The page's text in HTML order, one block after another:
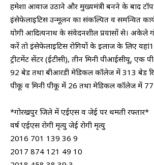
हमेशा आवाज उठाने और मुख्यमंत्री बनने के बाद
इंसेफेलाइटिस उन्मूलन का संकल्पित व समन्वित
योगी आदित्यनाथ के संवेदनशील प्रयासों से। अकेले
करें तो इंसेफेलाइटिस रोगियों के इलाज के लिए
ट्रीटमेंट सेंटर (ईटीसी), तीन मिनी पीआईसीयू,
92 बेड तथा बीआरडी मेडिकल कॉलेज में 313 बेड
पीकू व मिनी पीकू में 26 तथा मेडिकल कॉलेज में 77
*गोरखपुर जिले में एईएस व जेई पर थमती रफ्तार*
वर्ष एईएस रोगी मृत्यु जेई रोगी मृत्यु
2016 701 139 36 9
2017 874 121 49 10